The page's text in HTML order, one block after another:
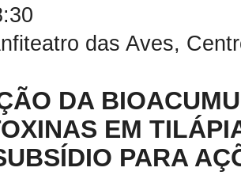
das Aves,
DA
EM
PARA